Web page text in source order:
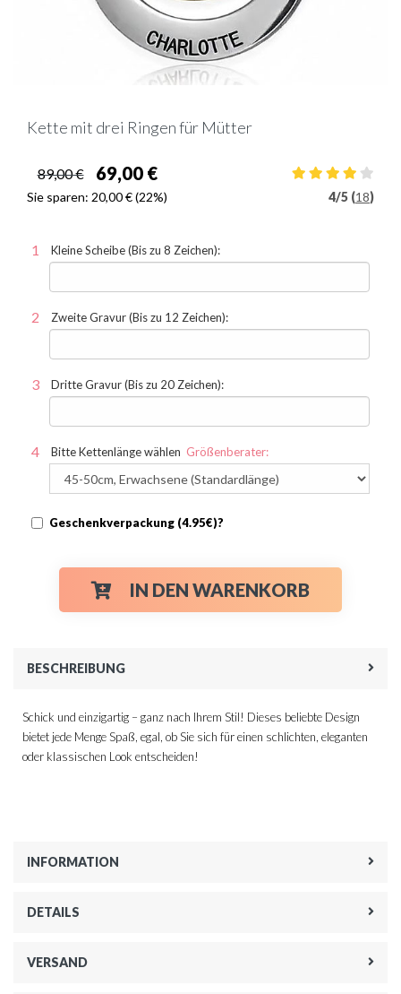
Kette mit drei Ringen für Mütter
89,00 € 69,00 €
Sie sparen: 20,00 €(22%) 4/5 (18)
Kleine Scheibe (Bis zu 8 Zeichen):
Zweite Gravur (Bis zu 12 Zeichen):
Dritte Gravur (Bis zu 20 Zeichen):
Bitte Kettenlänge wählen Größenberater:
Geschenkverpackung (4.95€)?
IN DEN WARENKORB
BESCHREIBUNG
Schick und einzigartig – ganz nach Ihrem Stil! Dieses beliebte Design
bietet jede Menge Spaß, egal, ob Sie sich für einen schlichten, eleganten
oder klassischen Look entscheiden!
INFORMATION
DETAILS
VERSAND